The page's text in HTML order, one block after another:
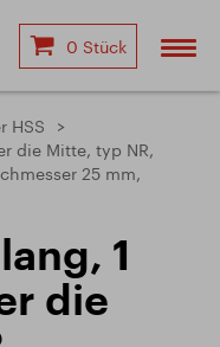
0 Stück
HSS
die Mitte, typ NR,
25 mm,
1
die